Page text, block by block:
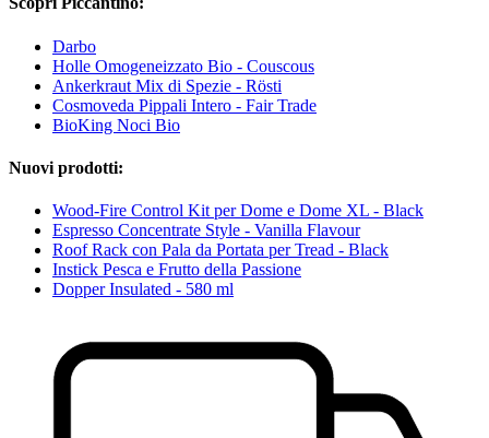
Darbo
Holle Omogeneizzato Bio - Couscous
Ankerkraut Mix di Spezie - Rösti
Cosmoveda Pippali Intero - Fair Trade
BioKing Noci Bio
Nuovi prodotti:
Wood-Fire Control Kit per Dome e Dome XL - Black
Espresso Concentrate Style - Vanilla Flavour
Roof Rack con Pala da Portata per Tread - Black
Instick Pesca e Frutto della Passione
Dopper Insulated - 580 ml